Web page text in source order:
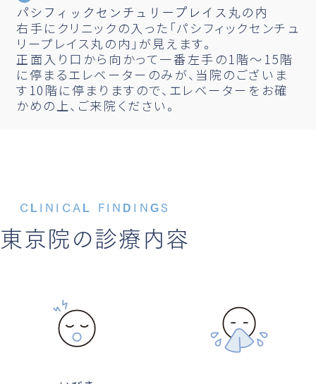
パシフィックセンチュリープレイス丸の内
右手にクリニックの入った「パシフィックセンチュ
リープレイス丸の内」が見えます。
正面入り口から向かって一番左手の1階〜15階
に停まるエレベーターのみが、当院のございま
す10階に停まりますので、エレベーターをお確
かめの上、ご来院ください。
CLINICAL FINDINGS
東京院の診療内容